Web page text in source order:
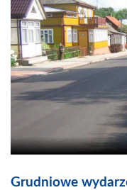
Grudniowe